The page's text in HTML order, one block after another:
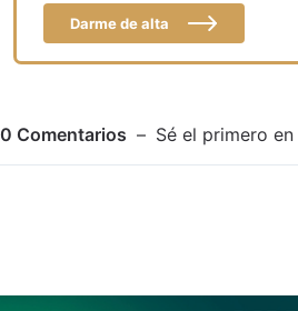
Darme de alta
0 Comentarios Sé el primero